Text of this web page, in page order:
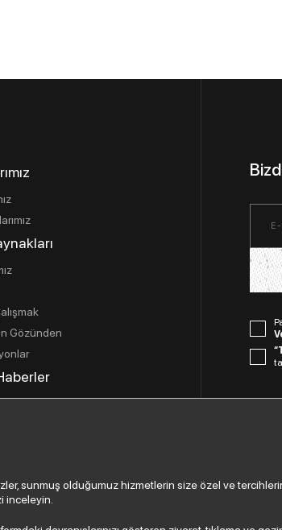
Gözünden
sunmuş olduğumuz hizmetlerin size özel ve
inceleyin.